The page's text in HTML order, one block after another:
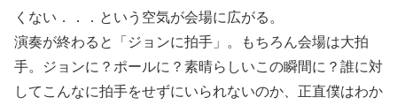
くない．．．という空気が会場に広がる。
演奏が終わると「ジョンに拍手」。もちろん会場は大拍
手。ジョンに？ポールに？素晴らしいこの瞬間に？誰に対
してこんなに拍手をせずにいられないのか、正直僕はわか